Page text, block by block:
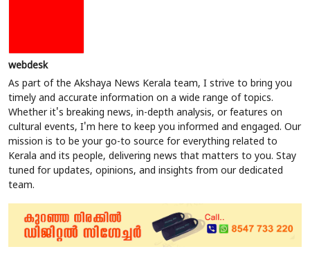
webdesk
As part of the Akshaya News Kerala team, I strive to bring you
timely and accurate information on a wide range of topics.
Whether it's breaking news, in-depth analysis, or features on
cultural events, I'm here to keep you informed and engaged. Our
mission is to be your go-to source for everything related to
Kerala and its people, delivering news that matters to you. Stay
tuned for updates, opinions, and insights from our dedicated
team.